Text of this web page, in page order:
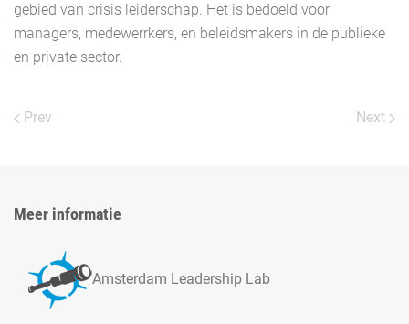
gebied van crisis leiderschap. Het is bedoeld voor
managers, medewerrkers, en beleidsmakers in de publieke
en private sector.
Prev Next
Meer informatie
Amsterdam Leadership Lab